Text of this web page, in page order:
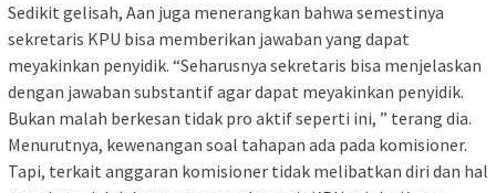
Sedikit gelisah, Aan juga menerangkan bahwa semestinya
sekretaris KPU bisa memberikan jawaban yang dapat
meyakinkan penyidik. “Seharusnya sekretaris bisa menjelaskan
dengan jawaban substantif agar dapat meyakinkan penyidik.
Bukan malah berkesan tidak pro aktif seperti ini, ” terang dia.
Menurutnya, kewenangan soal tahapan ada pada komisioner.
Tapi, terkait anggaran komisioner tidak melibatkan diri dan hal